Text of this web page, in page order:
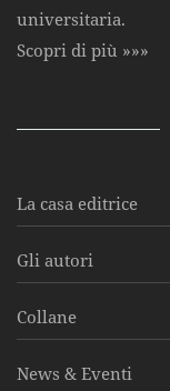
universitaria.
Scopri di più »»»
La casa editrice
Gli autori
Collane
News & Eventi